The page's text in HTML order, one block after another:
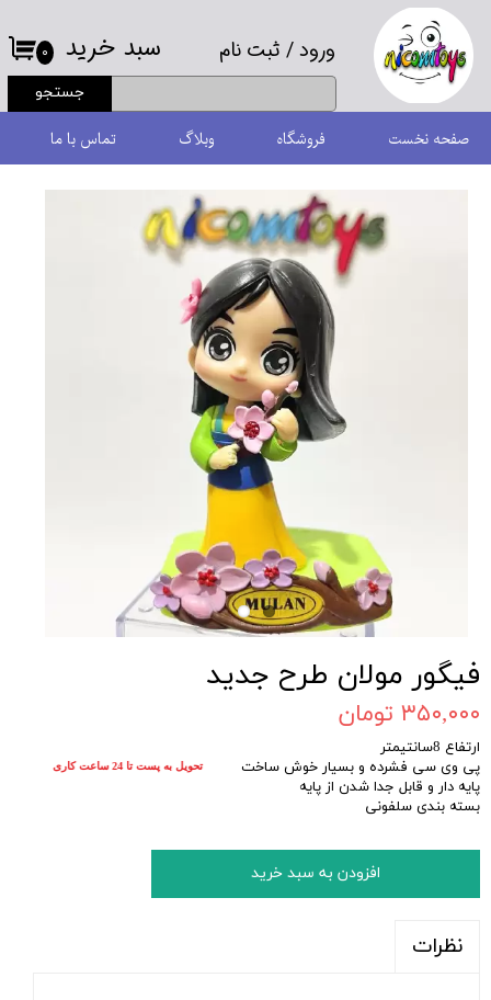
ورود/ ثبت نام
حساب کاربری من
تغییر گذر واژه
سفارشات
خروج از حساب کاربری
جستجو
۰ سبد خرید
صفحه نخست فروشگاه وبلاگ تماس با ما
فیگور مولان طرح جدید
۳۵۰,۰۰۰ تومان
ارتفاع 8سانتیمتر
پی وی سی فشرده و بسیار خوش ساخت
پایه دار و قابل جدا شدن از پایه
بسته بندی سلفونی
افزودن به سبد خرید
نظرات
تحویل به پست تا 24 ساعت کاری